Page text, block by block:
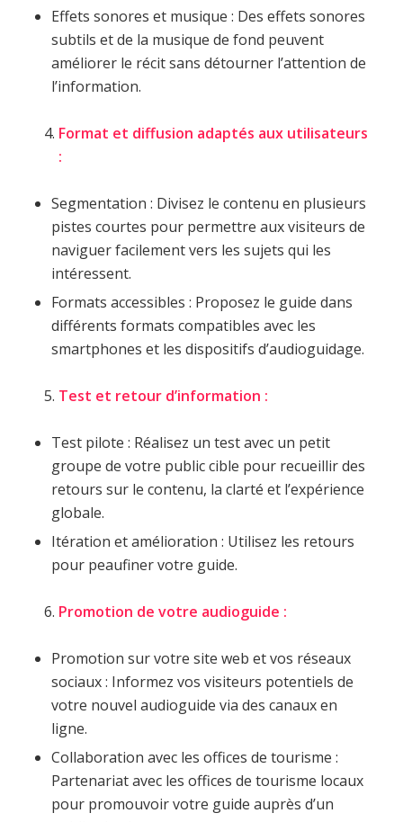
Effets sonores et musique : Des effets sonores
subtils et de la musique de fond peuvent
améliorer le récit sans détourner l’attention de
l’information.
Format et diffusion adaptés aux utilisateurs
:
Segmentation : Divisez le contenu en plusieurs
pistes courtes pour permettre aux visiteurs de
naviguer facilement vers les sujets qui les
intéressent.
Formats accessibles : Proposez le guide dans
différents formats compatibles avec les
smartphones et les dispositifs d’audioguidage.
Test et retour d’information :
Test pilote : Réalisez un test avec un petit
groupe de votre public cible pour recueillir des
retours sur le contenu, la clarté et l’expérience
globale.
Itération et amélioration : Utilisez les retours
pour peaufiner votre guide.
Promotion de votre audioguide :
Promotion sur votre site web et vos réseaux
sociaux : Informez vos visiteurs potentiels de
votre nouvel audioguide via des canaux en
ligne.
Collaboration avec les offices de tourisme :
Partenariat avec les offices de tourisme locaux
pour promouvoir votre guide auprès d’un